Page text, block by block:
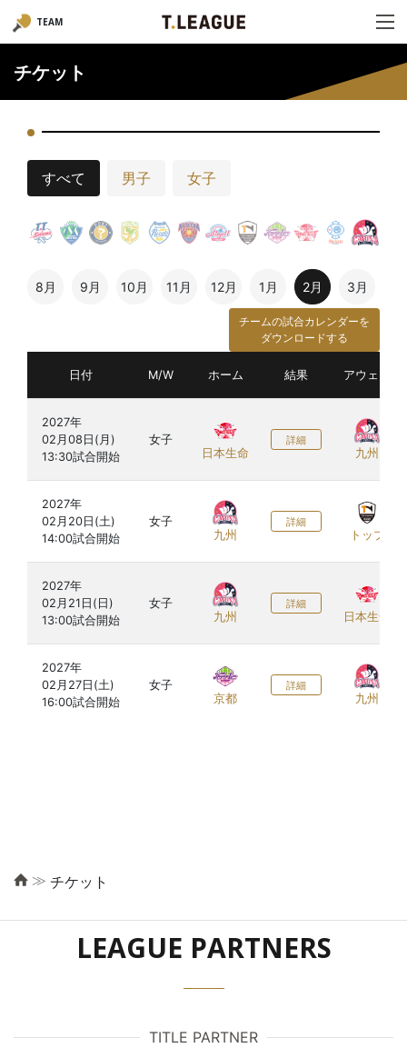
TEAM
チケット
すべて 男子 女子
8月 9月 10月 11月 12月 1月 2月 3月
チームの試合カレンダーを
ダウンロードする
日付 M/W ホーム 結果 アウェイ
2027年
02月08日(月)
女子
日本生命
詳細
九州
2027年
02月20日(土)
女子
九州
詳細
トップ
2027年
02月21日(日)
女子
九州
詳細
日本生命
2027年
02月27日(土)
女子
京都
詳細
九州
≫ チケット
LEAGUE PARTNERS
TITLE PARTNER